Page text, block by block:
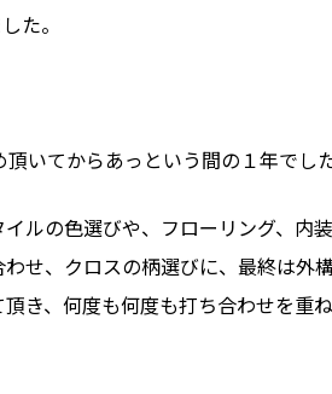
た。
いてからあっという間の１年でした
ルの色選びや、フローリング、内
せ、クロスの柄選びに、最終は外
き、何度も何度も打ち合わせを重